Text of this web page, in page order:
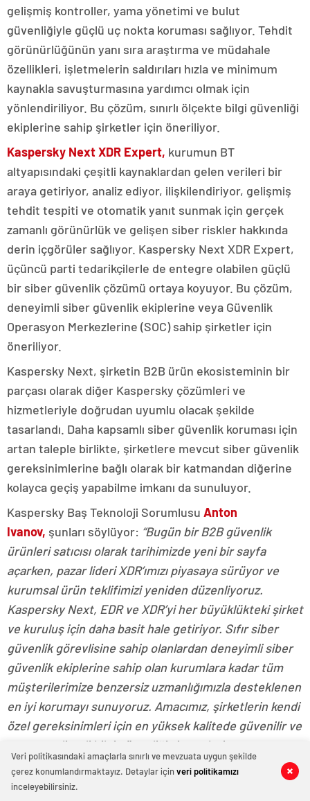
0 0
0 0
0 0
0 0
gelişmiş kontroller, yama yönetimi ve bulut
güvenliğiyle güçlü uç nokta koruması sağlıyor. Tehdit
görünürlüğünün yanı sıra araştırma ve müdahale
özellikleri, işletmelerin saldırıları hızla ve minimum
kaynakla savuşturmasına yardımcı olmak için
yönlendiriliyor. Bu çözüm, sınırlı ölçekte bilgi güvenliği
ekiplerine sahip şirketler için öneriliyor.
Kaspersky Next XDR Expert, kurumun BT
altyapısındaki çeşitli kaynaklardan gelen verileri bir
araya getiriyor, analiz ediyor, ilişkilendiriyor, gelişmiş
tehdit tespiti ve otomatik yanıt sunmak için gerçek
zamanlı görünürlük ve gelişen siber riskler hakkında
derin içgörüler sağlıyor. Kaspersky Next XDR Expert,
üçüncü parti tedarikçilerle de entegre olabilen güçlü
bir siber güvenlik çözümü ortaya koyuyor. Bu çözüm,
deneyimli siber güvenlik ekiplerine veya Güvenlik
Operasyon Merkezlerine (SOC) sahip şirketler için
öneriliyor.
Kaspersky Next, şirketin B2B ürün ekosisteminin bir
parçası olarak diğer Kaspersky çözümleri ve
hizmetleriyle doğrudan uyumlu olacak şekilde
tasarlandı. Daha kapsamlı siber güvenlik koruması için
artan taleple birlikte, şirketlere mevcut siber güvenlik
gereksinimlerine bağlı olarak bir katmandan diğerine
kolayca geçiş yapabilme imkanı da sunuluyor.
Kaspersky Baş Teknoloji Sorumlusu Anton
Ivanov, şunları söylüyor: “Bugün bir B2B güvenlik
ürünleri satıcısı olarak tarihimizde yeni bir sayfa
açarken, pazar lideri XDR’ımızı piyasaya sürüyor ve
kurumsal ürün teklifimizi yeniden düzenliyoruz.
Kaspersky Next, EDR ve XDR’yi her büyüklükteki şirket
ve kuruluş için daha basit hale getiriyor. Sıfır siber
güvenlik görevlisine sahip olanlardan deneyimli siber
güvenlik ekiplerine sahip olan kurumlara kadar tüm
müşterilerimize benzersiz uzmanlığımızla desteklenen
en iyi korumayı sunuyoruz. Amacımız, şirketlerin kendi
özel gereksinimleri için en yüksek kalitede güvenilir ve
uygun maliyetli bilgi güvenliği sistemleri
oluşturmalarına olanak sağlamaktır.”
Kaynak: (BYZHA) Beyaz Haber Ajansı
Veri politikasındaki amaçlarla sınırlı ve mevzuata uygun şekilde
çerez konumlandırmaktayız. Detaylar içinveri politikamızı
inceleyebilirsiniz.